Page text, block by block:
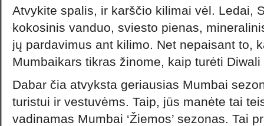
Atvykite spalis, ir karščio kilimai vėl. Ledai,
kokosinis vanduo, sviesto pienas,
jų pardavimus ant kilimo. Net nepaisant to,
Mumbaikars tikras žinome, kaip turėti
Dabar čia atvyksta geriausias Mumbai
turistui ir vestuvėms. Taip, jūs manėte tai
vadinamas Mumbai ‘Žiemos’ sezonas. Tai